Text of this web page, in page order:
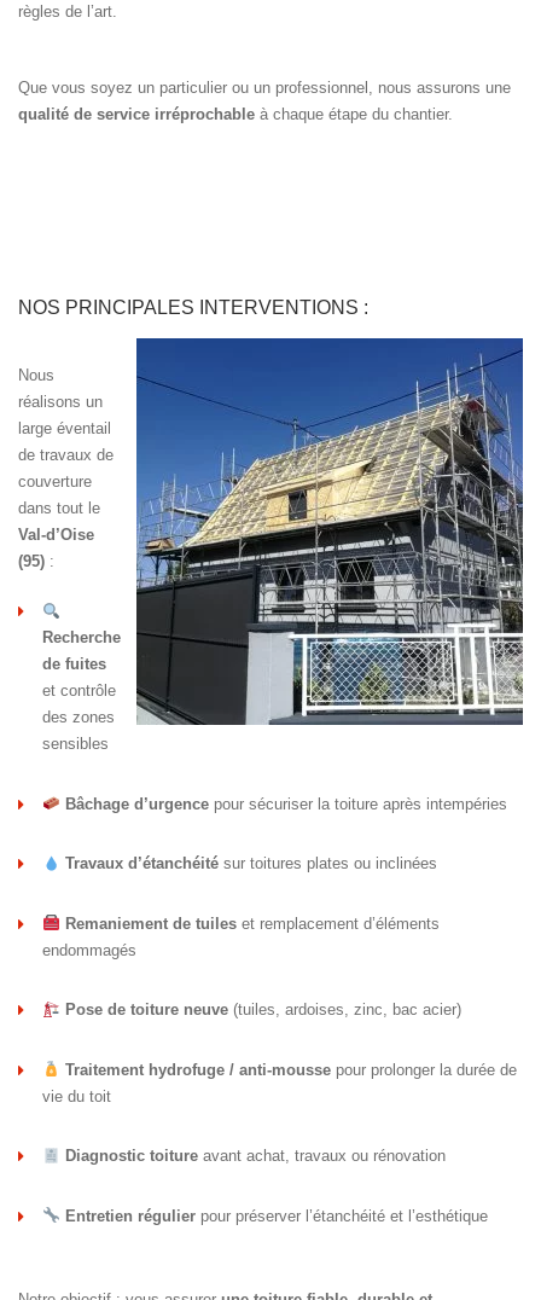
règles de l’art.
Que vous soyez un particulier ou un professionnel, nous assurons une
qualité de service irréprochable à chaque étape du chantier.
NOS PRINCIPALES INTERVENTIONS :
Nous
réalisons un
large éventail
de travaux de
couverture
dans tout le
Val-d’Oise
(95) :
Recherche
de fuites
et contrôle
des zones
sensibles
Bâchage d’urgencepour sécuriser la toiture après intempéries
Travaux d’étanchéitésur toitures plates ou inclinées
Remaniement de tuileset remplacement d’éléments
endommagés
Pose de toiture neuve(tuiles, ardoises, zinc, bac acier)
Traitement hydrofuge / anti-moussepour prolonger la durée de
vie du toit
Diagnostic toitureavant achat, travaux ou rénovation
Entretien régulierpour préserver l’étanchéité et l’esthétique